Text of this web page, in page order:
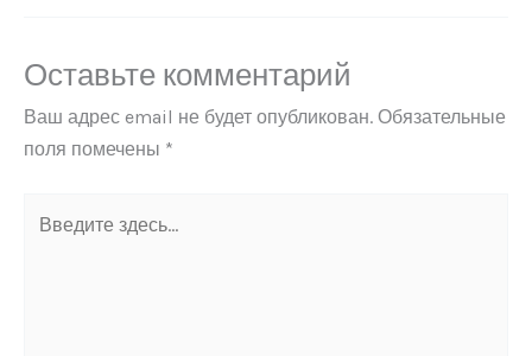
Оставьте комментарий
Ваш адрес email не будет опубликован. Обязательные
поля помечены *
здесь...